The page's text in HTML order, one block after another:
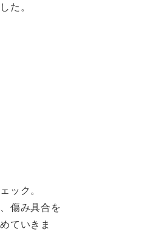
た。
ック。
傷み具合を
ていきま